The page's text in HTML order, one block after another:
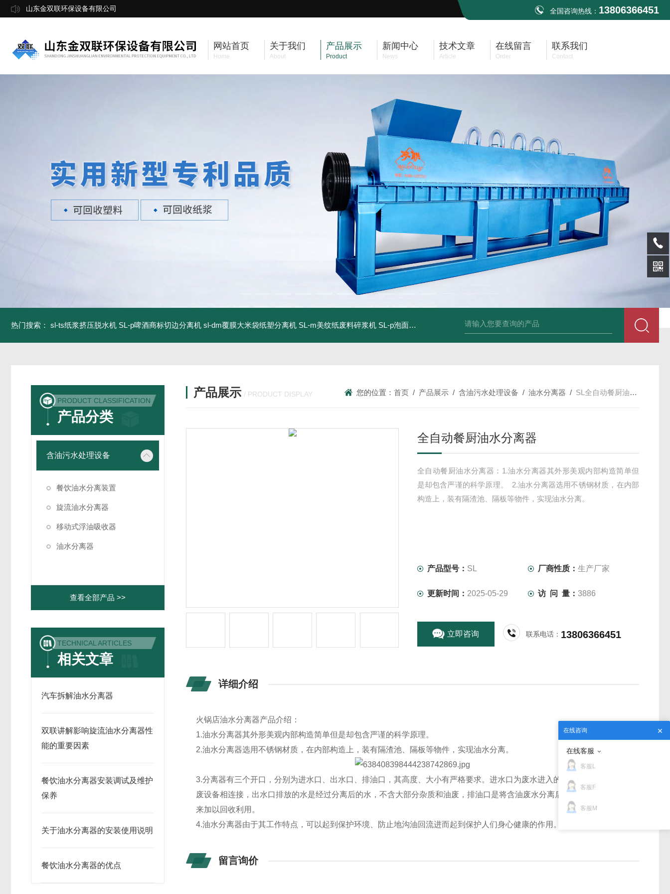
山东金双联环保设备有限公司 全国咨询热线： 13806366451
网站首页
Home
关于我们
About
产品展示
Product
新闻中心
News
技术文章
Article
在线留言
Order
联系我们
Contact
热门搜索： sl-ts纸浆挤压脱水机 SL-p啤酒商标切边分离机 sl-dm覆膜大米袋纸塑分离机 SL-m美纹纸废料碎浆机 SL-p泡面盖纸塑分离机 sl-d镀铝膜分离清洗机 SL-wl转鼓式纸浆浓缩机 SL-l离型纸碎浆机
PRODUCT CLASSIFICATION
产品分类
含油污水处理设备
餐饮油水分离装置
旋流油水分离器
移动式浮油吸收器
油水分离器
查看全部产品 >>
TECHNICAL ARTICLES
相关文章
汽车拆解油水分离器
双联讲解影响旋流油水分离器性
能的重要因素
餐饮油水分离器安装调试及维护
保养
关于油水分离器的安装使用说明
餐饮油水分离器的优点
产品展示 / PRODUCT DISPLAY 您的位置：首页 / 产品展示 /含油污水处理设备 /油水分离器 / SL全自动餐厨油水分离器
全自动餐厨油水分离器
全自动餐厨油水分离器：1.油水分离器其外形美观内部构造简单但
是却包含严谨的科学原理。 2.油水分离器选用不锈钢材质，在内部
构造上，装有隔渣池、隔板等物件，实现油水分离。
产品型号： SL 厂商性质：生产厂家
更新时间： 2025-05-29 访 问 量：3886
立即咨询 联系电话： 13806366451
详细介绍
火锅店油水分离器产品介绍：
1.油水分离器其外形美观内部构造简单但是却包含严谨的科学原理。
2.油水分离器选用不锈钢材质，在内部构造上，装有隔渣池、隔板等物件，实现油水分离。
3.分离器有三个开口，分别为进水口、出水口、排油口，其高度、大小有严格要求。进水口为废水进入的开口，可将其与排
废设备相连接，出水口排放的水是经过分离后的水，不含大部分杂质和油废，排油口是将含油废水分离后的废弃油脂排放出
来加以回收利用。
4.油水分离器由于其工作特点，可以起到保护环境、防止地沟油回流进而起到保护人们身心健康的作用。
留言询价
在线咨询
在线客服
客服L
客服F
客服M